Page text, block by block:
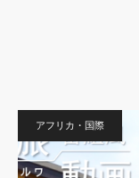
アフリカ・国際